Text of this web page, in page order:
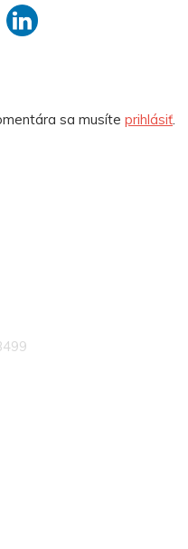
sa musíte prihlásiť.